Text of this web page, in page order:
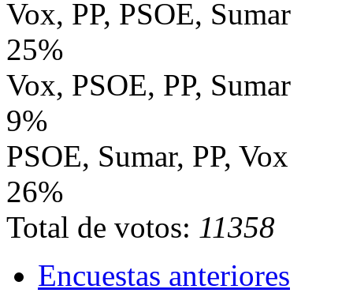
Vox, PP, PSOE, Sumar
25%
Vox, PSOE, PP, Sumar
9%
PSOE, Sumar, PP, Vox
26%
Total de votos: 11358
Encuestas anteriores